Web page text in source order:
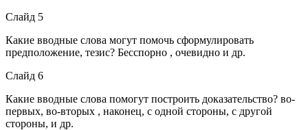
Слайд 5
Какие вводные слова могут помочь сформулировать
предположение, тезис? Бесспорно , очевидно и др.
Слайд 6
Какие вводные слова помогут построить доказательство? во-
первых, во-вторых , наконец, с одной стороны, с другой
стороны, и др.